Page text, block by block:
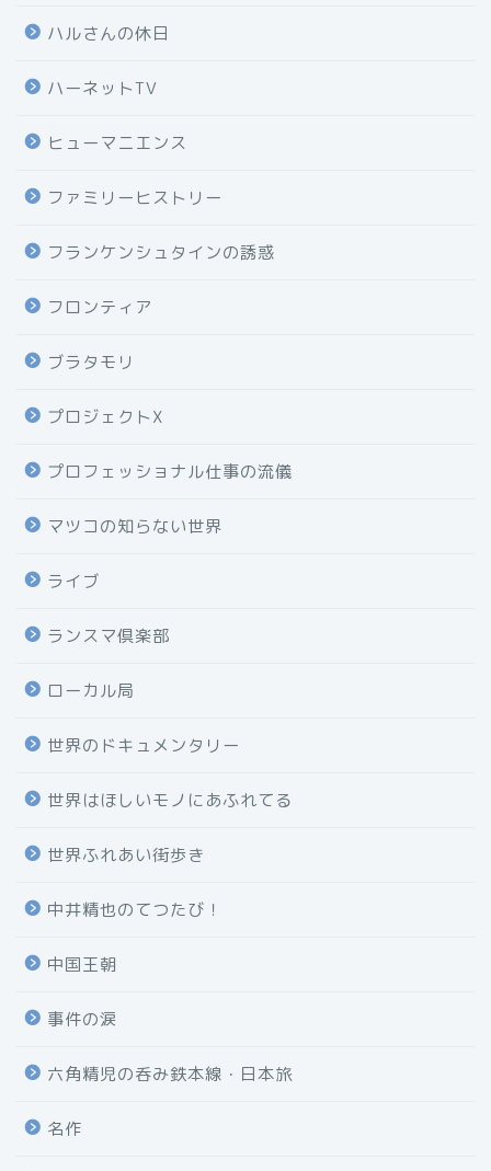
ハルさんの休日
ハーネットTV
ヒューマニエンス
ファミリーヒストリー
フランケンシュタインの誘惑
フロンティア
ブラタモリ
プロジェクトX
プロフェッショナル仕事の流儀
マツコの知らない世界
ライブ
ランスマ倶楽部
ローカル局
世界のドキュメンタリー
世界はほしいモノにあふれてる
世界ふれあい街歩き
中井精也のてつたび！
中国王朝
事件の涙
六角精児の呑み鉄本線・日本旅
名作